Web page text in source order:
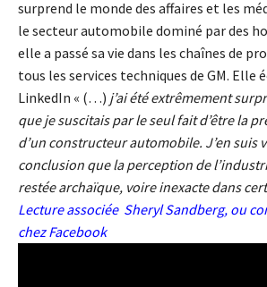
surprend le monde des affaires et les
le secteur automobile dominé par des
elle a passé sa vie dans les chaînes de
tous les services techniques de GM. Elle
LinkedIn « (…) j’ai été extrêmement
que je suscitais par le seul fait d’être la
d’un constructeur automobile. J’en suis
conclusion que la perception de
restée archaïque, voire inexacte dans
Lecture associée Sheryl Sandberg, ou
chez Facebook